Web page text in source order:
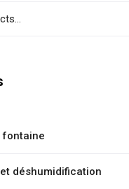
fontaine
déshumidification